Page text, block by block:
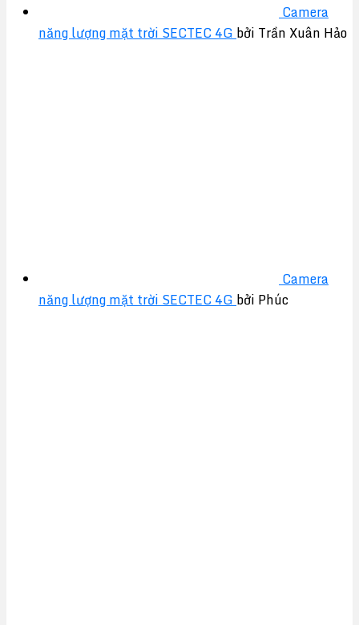
Camera
năng lượng mặt trời SECTEC 4G bởi Trần Xuân Hảo
Camera
năng lượng mặt trời SECTEC 4G bởi Phúc